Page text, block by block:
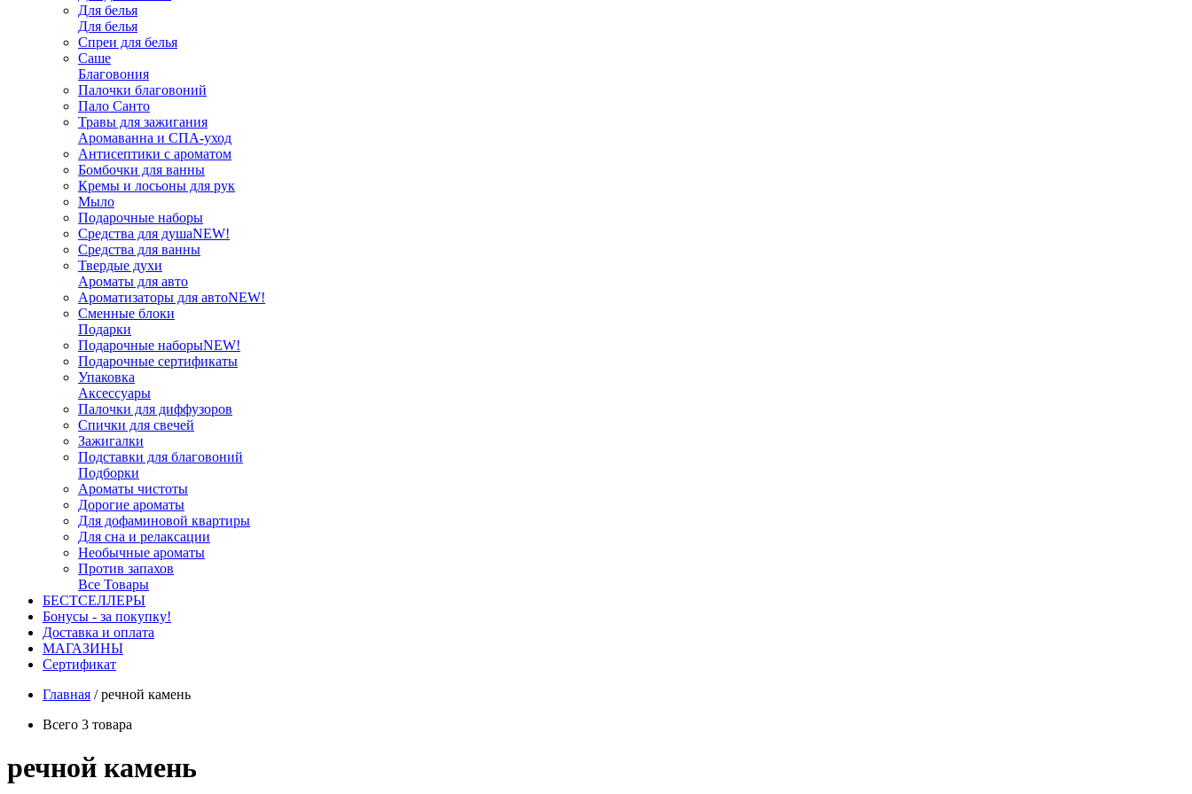
Для белья
Для белья
Спреи для белья
Саше
Благовония
Палочки благовоний
Пало Санто
Травы для зажигания
Аромаванна и СПА-уход
Антисептики с ароматом
Бомбочки для ванны
Кремы и лосьоны для рук
Мыло
Подарочные наборы
Средства для душаNEW!
Средства для ванны
Твердые духи
Ароматы для авто
Ароматизаторы для автоNEW!
Сменные блоки
Подарки
Подарочные наборыNEW!
Подарочные сертификаты
Упаковка
Аксессуары
Палочки для диффузоров
Спички для свечей
Зажигалки
Подставки для благовоний
Подборки
Ароматы чистоты
Дорогие ароматы
Для дофаминовой квартиры
Для сна и релаксации
Необычные ароматы
Против запахов
Все Товары
БЕСТСЕЛЛЕРЫ
Бонусы - за покупку!
Доставка и оплата
МАГАЗИНЫ
Cертификат
Главная /речной камень
Всего 3 товара
речной камень